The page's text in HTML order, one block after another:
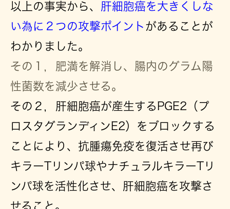
以上の事実から、 肝細胞癌を大きくしな
い為に２つの攻撃ポイント があることが
わかりました。
その１，肥満を解消し、腸内のグラム陽
性菌数を減少させる。
その２，肝細胞癌が産生するPGE2（プ
ロスタグランディンE2）をブロックする
ことにより、抗腫瘍免疫を復活させ再び
キラーTリンパ球やナチュラルキラーTリ
ンパ球を活性化させ、肝細胞癌を攻撃さ
せること。